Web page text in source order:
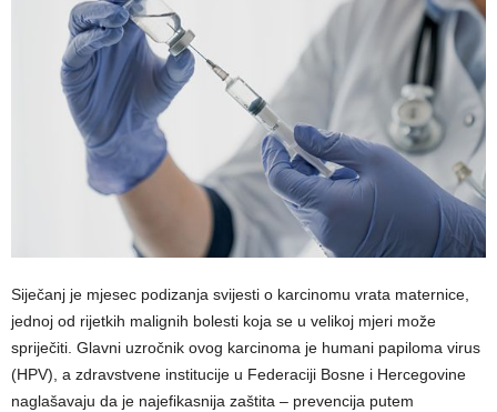
Siječanj je mjesec podizanja svijesti o karcinomu vrata maternice,
jednoj od rijetkih malignih bolesti koja se u velikoj mjeri može
spriječiti. Glavni uzročnik ovog karcinoma je humani papiloma virus
(HPV), a zdravstvene institucije u Federaciji Bosne i Hercegovine
naglašavaju da je najefikasnija zaštita – prevencija putem